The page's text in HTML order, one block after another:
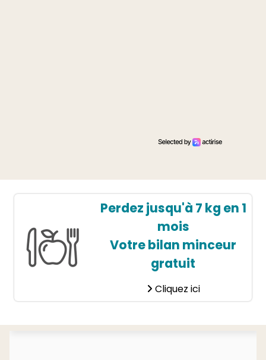
Perdez jusqu'à 7 kg en 1
mois
Votre bilan minceur
gratuit
Cliquez ici